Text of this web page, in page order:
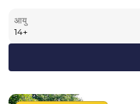
आयु
14+